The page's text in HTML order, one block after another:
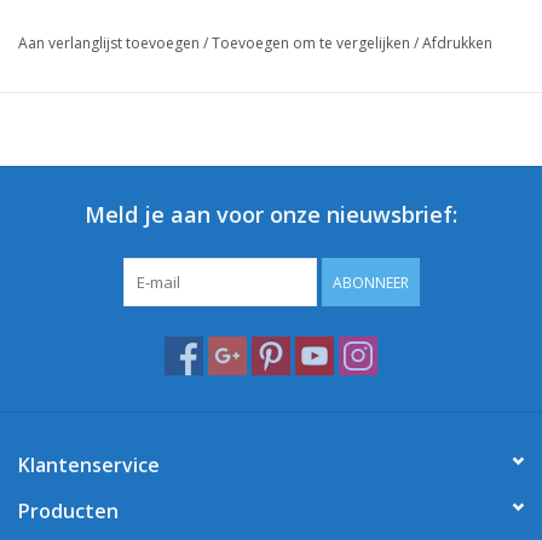
Aan verlanglijst toevoegen /Toevoegen om te vergelijken /Afdrukken
Meld je aan voor onze nieuwsbrief:
ABONNEER
Klantenservice
Producten